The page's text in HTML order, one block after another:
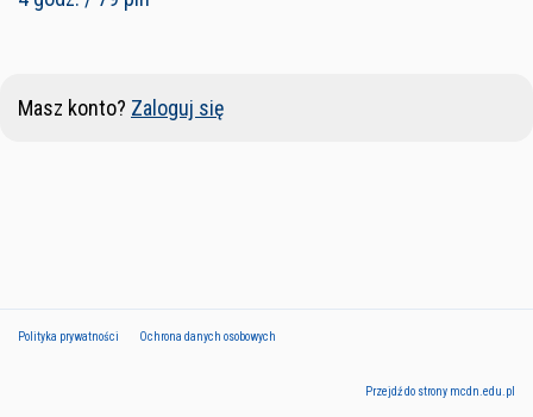
Masz konto? Zaloguj się
Polityka prywatności Ochrona danych osobowych
Przejdź do strony mcdn.edu.pl